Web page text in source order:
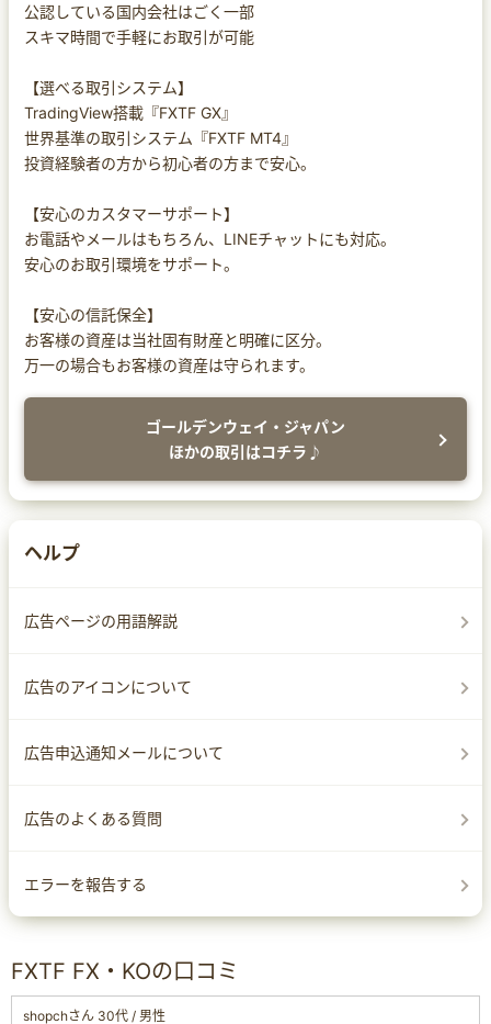
公認している国内会社はごく一部
スキマ時間で手軽にお取引が可能
【選べる取引システム】
TradingView搭載『FXTF GX』
世界基準の取引システム『FXTF MT4』
投資経験者の方から初心者の方まで安心。
【安心のカスタマーサポート】
お電話やメールはもちろん、LINEチャットにも対応。
安心のお取引環境をサポート。
【安心の信託保全】
お客様の資産は当社固有財産と明確に区分。
万一の場合もお客様の資産は守られます。
ゴールデンウェイ・ジャパン
ほかの取引はコチラ♪
ヘルプ
広告ページの用語解説
広告のアイコンについて
広告申込通知メールについて
広告のよくある質問
エラーを報告する
FXTF FX・KOの口コミ
shopchさん 30代 / 男性